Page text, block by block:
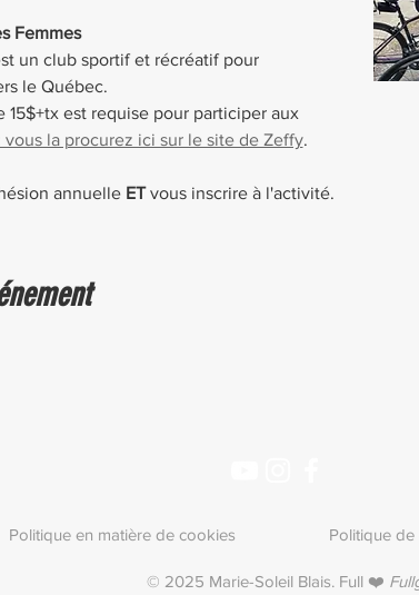
Femmes
un club sportif et récréatif pour
le Québec.
15$+tx est requise pour participer aux
la procurez ici sur le site de Zeffy.
annuelle ET vous inscrire à l'activité.
Politique en matière de cookies Politique
© 2025 Marie-Soleil Blais. Full ❤️